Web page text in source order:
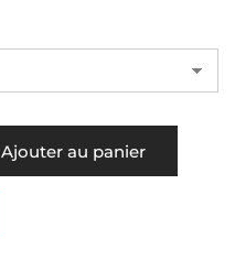
Ajouter au panier